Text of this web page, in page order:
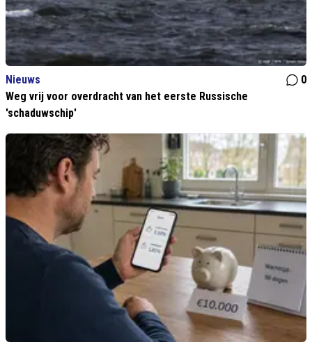
Nieuws
0
Weg vrij voor overdracht van het eerste Russische
'schaduwschip'